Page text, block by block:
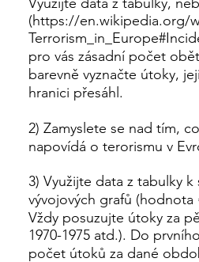
(https://en.wikipedia.org/
pro vás zásadní počet
barevně vyznačte útoky,
hranici přesáhl.
2) Zamyslete se nad tím,
napovídá o terorismu v
3) Využijte data z tabulky k
vývojových grafů (hodnota
Vždy posuzujte útoky za
1970-1975 atd.). Do
počet útoků za dané